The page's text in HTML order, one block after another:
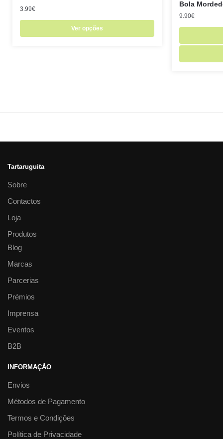
3.99€
Ver opções
Bola
9.90€
Tartaruguita
Sobre
Contactos
Loja
Produtos
Blog
Marcas
Parcerias
Prémios
Imprensa
Eventos
B2B
INFORMAÇÃO
Envios
Métodos de Pagamento
Termos e Condições
Política de Privacidade